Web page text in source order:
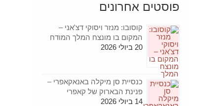
פוסטים אחרונים
קוסובו: מנזר ויסוקי דצ'אני –
המקום בו מונצח המלך המודח
20 ביולי 2026
כנסיית סן מיקלה באנאקאפרי –
פנינת הבארוק של קאפרי
14 ביולי 2026